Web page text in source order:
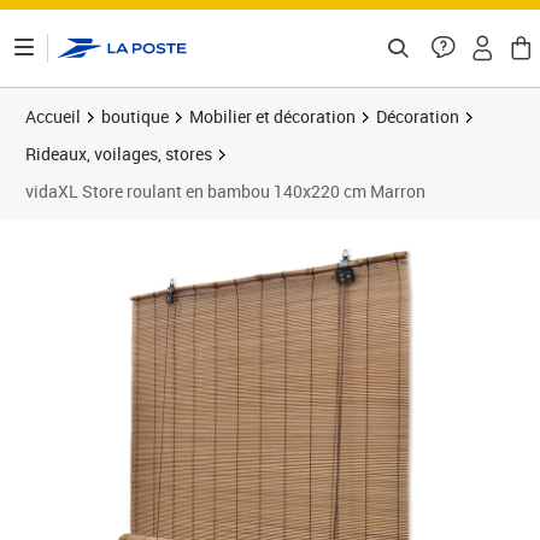
Accueil boutique Mobilier et décoration
Décoration
Rideaux, voilages, stores
vidaXL Store roulant en bambou 140x220 cm Marron